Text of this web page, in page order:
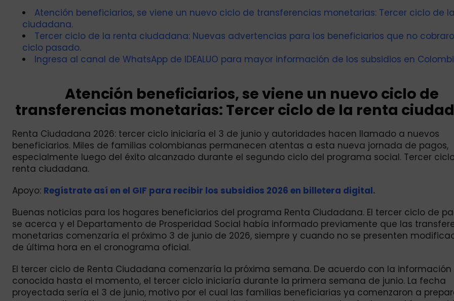
Atención beneficiarios, se viene un nuevo ciclo de transferencias monetarias: Tercer ciclo de
ciudadana.
Tercer ciclo de la renta ciudadana: Nuevas advertencias para los beneficiarios que no
ciclo pasado.
Ingresa al canal de WhatsApp de IDEALUO para mayor información de los subsidios en
Atención beneficiarios, se viene un nuevo ciclo de
transferencias monetarias: Tercer ciclo de la renta
Renta Ciudadana 2026: tercer ciclo iniciaría el 3 de junio y autoridades hacen llamado a nuevos
beneficiarios. Miles de familias colombianas permanecen atentas a esta nueva jornada de pagos,
especialmente luego del éxito alcanzado durante el segundo ciclo del programa social. Tercer
renta ciudadana.
Apoyo: Regístrate así en el GIF para recibir los subsidios 2026 en billetera digital.
Buenas noticias para los hogares beneficiarios del programa Renta Ciudadana. El tercer ciclo de
se acerca y el Departamento de Prosperidad Social había informado previamente que las
monetarias comenzaría el próximo 3 de junio de 2026, siempre y cuando no se presenten
de última hora en el cronograma oficial.
El tercer ciclo de Renta Ciudadana comenzaría la próxima semana. De acuerdo con la información
conocida hasta el momento, el tercer ciclo iniciaría durante la primera semana de junio. La fecha
proyectada sería el 3 de junio, motivo por el cual las familias beneficiarias ya comenzaron a